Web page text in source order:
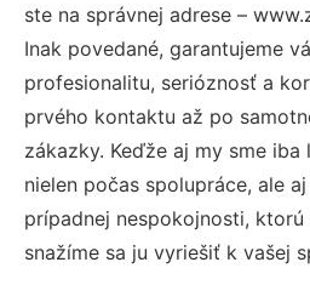
ste na správnej adrese –
Inak povedané, garantujeme
profesionalitu, serióznosť a
prvého kontaktu až po
zákazky. Keďže aj my sme
nielen počas spolupráce, ale
prípadnej nespokojnosti,
snažíme sa ju vyriešiť k vašej